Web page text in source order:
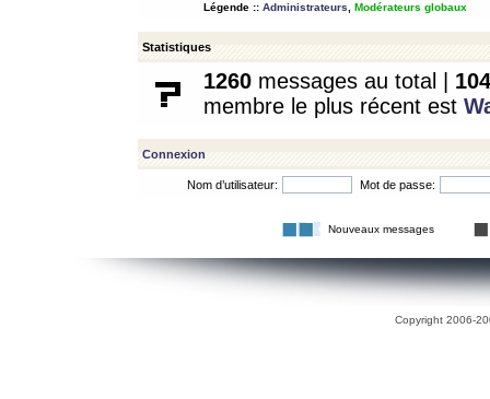
Légende :: Administrateurs Modérateurs globaux
Statistiques
1260 messages au total | 104
membre le plus récent est
Connexion
Nom d’utilisateur: Mot de passe:
Nouveaux messages
Copyright 2006-